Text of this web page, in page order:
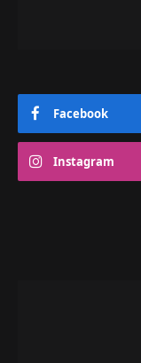
Facebook
Instagram